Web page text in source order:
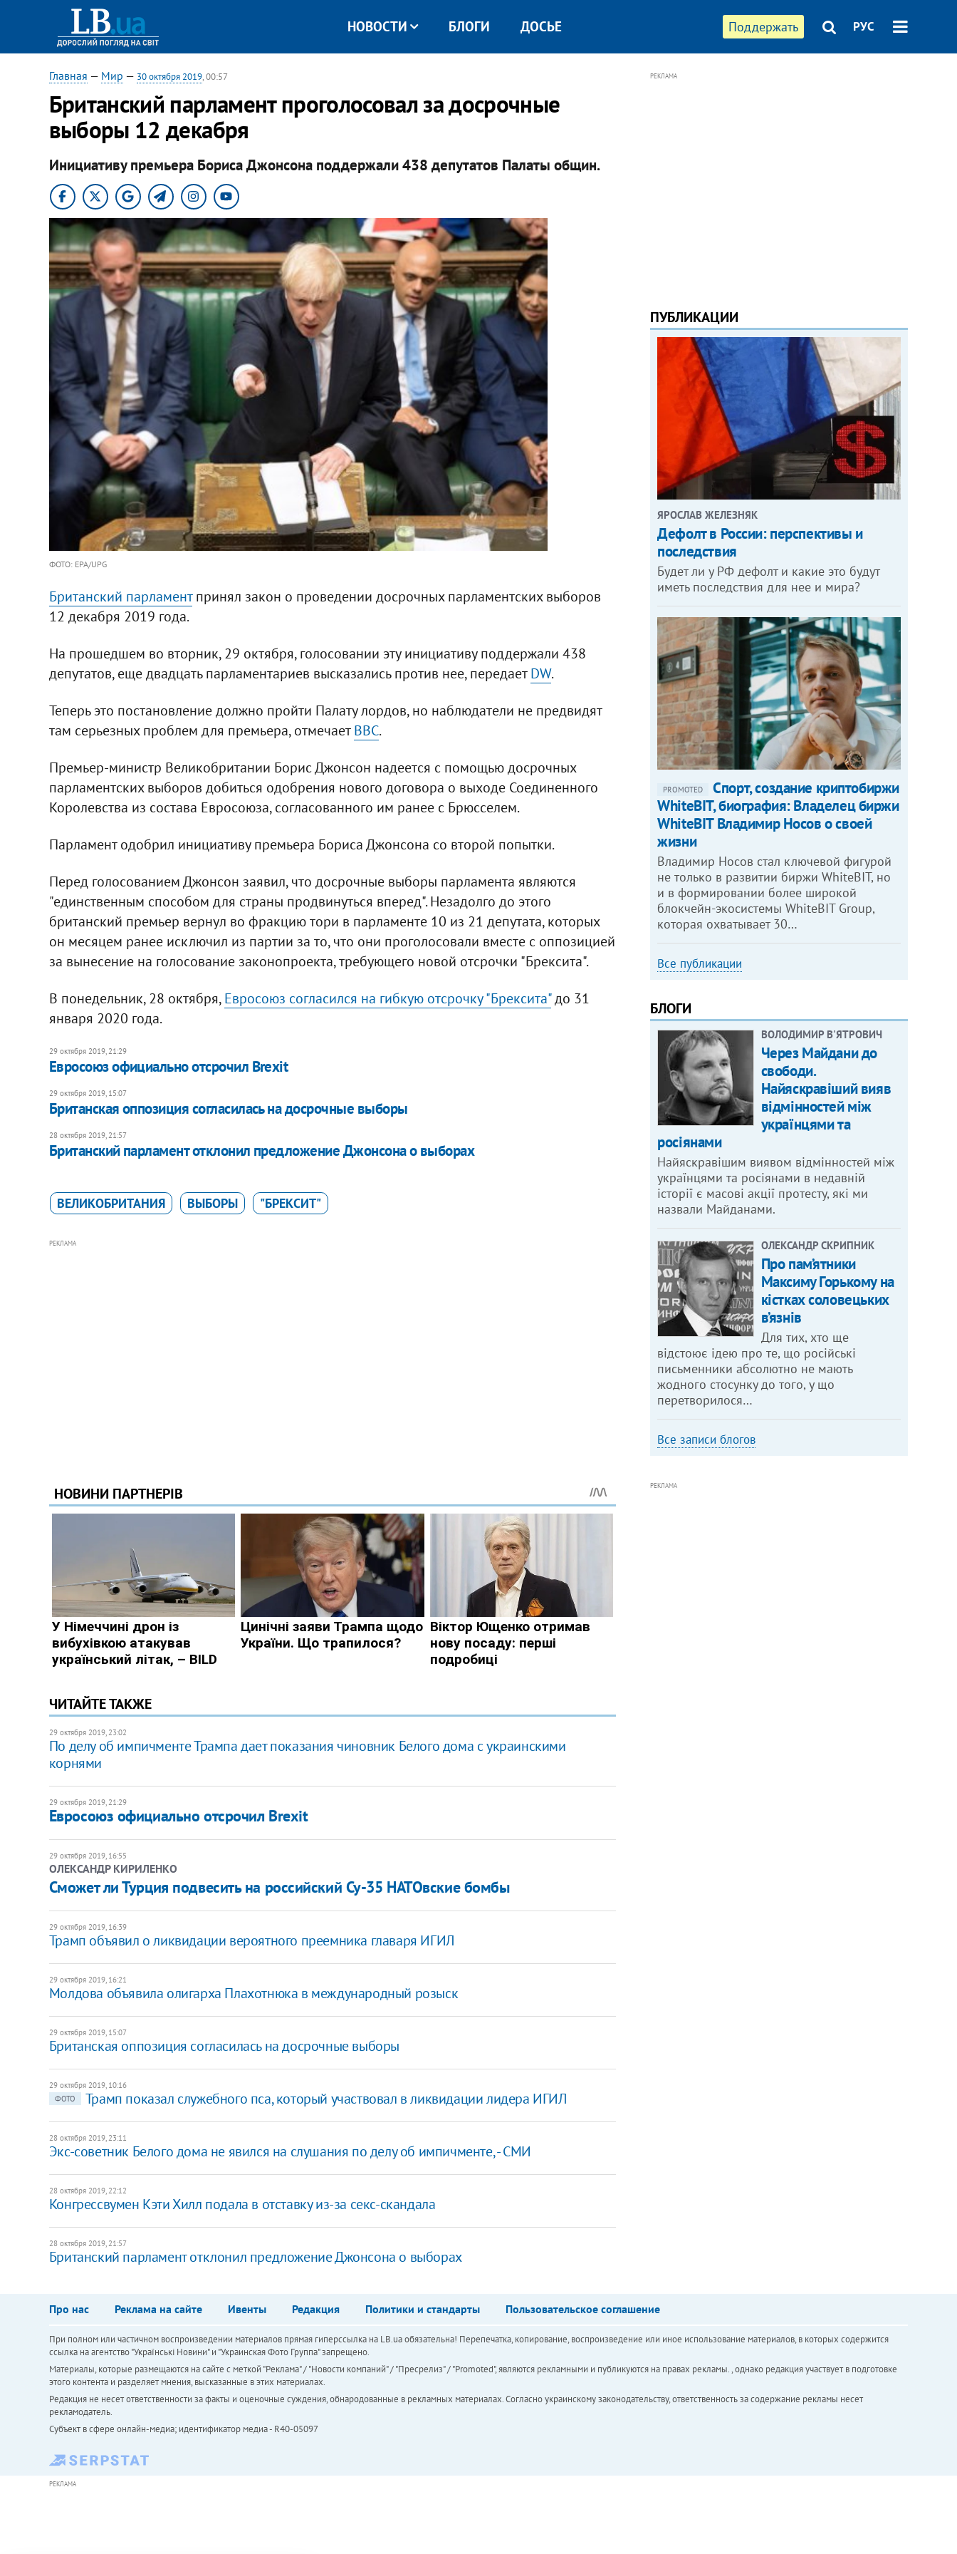
Поддержать РУС
НОВОСТИ БЛОГИ ДОСЬЕ
Главная — Мир — 30 октября 2019, 00:57
Британский парламент проголосовал за досрочные
выборы 12 декабря
Инициативу премьера Бориса Джонсона поддержали 438 депутатов Палаты общин.
ФОТО: EPA/UPG
Британский парламентпринял закон о проведении досрочных парламентских выборов
12 декабря 2019 года.
На прошедшем во вторник, 29 октября, голосовании эту инициативу поддержали 438
депутатов, еще двадцать парламентариев высказались против нее, передаетDW.
Теперь это постановление должно пройти Палату лордов, но наблюдатели не предвидят
там серьезных проблем для премьера, отмечаетВВС.
Премьер-министр Великобритании Борис Джонсон надеется с помощью досрочных
парламентских выборов добиться одобрения нового договора о выходе Соединенного
Королевства из состава Евросоюза, согласованного им ранее с Брюсселем.
Парламент одобрил инициативу премьера Бориса Джонсона со второй попытки.
Перед голосованием Джонсон заявил, что досрочные выборы парламента являются
"единственным способом для страны продвинуться вперед". Незадолго до этого
британский премьер вернул во фракцию тори в парламенте 10 из 21 депутата, которых
он месяцем ранее исключил из партии за то, что они проголосовали вместе с оппозицией
за вынесение на голосование законопроекта, требующего новой отсрочки "Брексита".
В понедельник, 28 октября,Евросоюз согласился на гибкую отсрочку "Брексита"до 31
января 2020 года.
29 октября 2019, 21:29
Евросоюз официально отсрочил Brexit
29 октября 2019, 15:07
Британская оппозиция согласилась на досрочные выборы
28 октября 2019, 21:57
Британский парламент отклонил предложение Джонсона о выборах
ВЕЛИКОБРИТАНИЯ ВЫБОРЫ "БРЕКСИТ"
РЕКЛАМА
ЧИТАЙТЕ ТАКЖЕ
29 октября 2019, 23:02
По делу об импичменте Трампа дает показания чиновник Белого дома с украинскими
корнями
29 октября 2019, 21:29
Евросоюз официально отсрочил Brexit
29 октября 2019, 16:55
ОЛЕКСАНДР КИРИЛЕНКО
Сможет ли Турция подвесить на российский Су-35 НАТОвские бомбы
29 октября 2019, 16:39
​Трамп объявил о ликвидации вероятного преемника главаря ИГИЛ
29 октября 2019, 16:21
​Молдова объявила олигарха Плахотнюка в международный розыск
29 октября 2019, 15:07
Британская оппозиция согласилась на досрочные выборы
29 октября 2019, 10:16
ФОТО
Трамп показал служебного пса, который участвовал в ликвидации лидера ИГИЛ
28 октября 2019, 23:11
Экс-советник Белого дома не явился на слушания по делу об импичменте, - СМИ
28 октября 2019, 22:12
Конгрессвумен Кэти Хилл подала в отставку из-за секс-скандала
28 октября 2019, 21:57
Британский парламент отклонил предложение Джонсона о выборах
РЕКЛАМА
ПУБЛИКАЦИИ
ЯРОСЛАВ ЖЕЛЕЗНЯК
Дефолт в России: перспективы и
последствия
Будет ли у РФ дефолт и какие это будут
иметь последствия для нее и мира?
PROMOTED
Спорт, создание криптобиржи
WhiteBIT, биография: Владелец биржи
WhiteBIT Владимир Носов о своей
жизни
Владимир Носов стал ключевой фигурой
не только в развитии биржи WhiteBIT, но
и в формировании более широкой
блокчейн-экосистемы WhiteBIT Group,
которая охватывает 30…
Все публикации
БЛОГИ
ВОЛОДИМИР В'ЯТРОВИЧ
Через Майдани до
свободи.
Найяскравіший вияв
відмінностей між
українцями та
росіянами
Найяскравішим виявом відмінностей між
українцями та росіянами в недавній
історії є масові акції протесту, які ми
назвали Майданами.
ОЛЕКСАНДР СКРИПНИК
Про пам’ятники
Максиму Горькому на
кістках соловецьких
в’язнів
Для тих, хто ще
відстоює ідею про те, що російські
письменники абсолютно не мають
жодного стосунку до того, у що
перетворилося…
Все записи блогов
РЕКЛАМА
Про нас Реклама на сайте Ивенты Редакция Политики и стандарты Пользовательское соглашение
При полном или частичном воспроизведении материалов прямая гиперссылка на LB.ua обязательна! Перепечатка, копирование, воспроизведение или иное использование материалов, в которых содержится
ссылка на агентство "Українськi Новини" и "Украинская Фото Группа" запрещено.
Материалы, которые размещаются на сайте с меткой "Реклама" / "Новости компаний" / "Пресрелиз" / "Promoted", являются рекламными и публикуются на правах рекламы. , однако редакция участвует в подготовке
этого контента и разделяет мнения, высказанные в этих материалах.
Редакция не несет ответственности за факты и оценочные суждения, обнародованные в рекламных материалах. Согласно украинскому законодательству, ответственность за содержание рекламы несет
рекламодатель.
Субъект в сфере онлайн-медиа; идентификатор медиа - R40-05097
РЕКЛАМА